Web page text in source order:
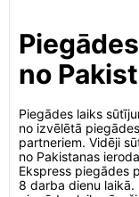
no
Piegādes laiks
no izvēlētā
partneriem. Vidēji
no Pakistanas
Ekspress piegādes
8 darba dienu